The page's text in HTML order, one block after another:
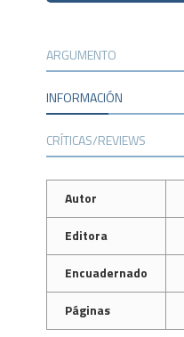
ARGUMENTO
INFORMACIÓN
CRÍTICAS/REVIEWS
Autor
Editora
Encuadernado
Páginas